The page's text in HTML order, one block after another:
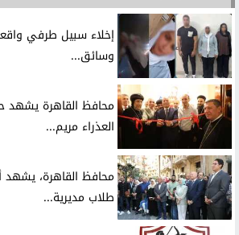
إخلاء سبيل طرفي
وسائق...
محافظ القاهرة يشهد
العذراء مريم...
محافظ القاهرة، يشهد
طلاب مديرية...